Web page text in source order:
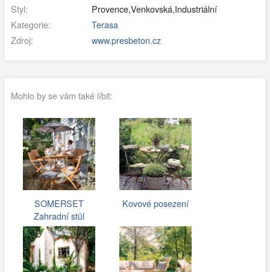
Styl:
Provence,Venkovská,Industriální
Kategorie:
Terasa
Zdroj:
www.presbeton.cz
Mohlo by se vám také líbit:
SOMERSET
Zahradní stůl
rozkládací
Kovové posezení